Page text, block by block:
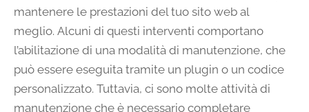
mantenere le prestazioni del tuo sito web al
meglio. Alcuni di questi interventi comportano
l’abilitazione di una modalità di manutenzione, che
può essere eseguita tramite un plugin o un codice
personalizzato. Tuttavia, ci sono molte attività di
manutenzione che è necessario completare